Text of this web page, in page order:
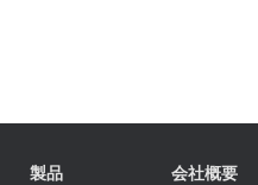
製品 会社概要